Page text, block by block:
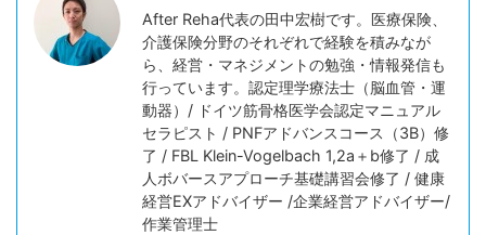
After Reha代表の田中宏樹です。医療保険、
介護保険分野のそれぞれで経験を積みなが
ら、経営・マネジメントの勉強・情報発信も
行っています。認定理学療法士（脳血管・運
動器）/ ドイツ筋骨格医学会認定マニュアル
セラピスト / PNFアドバンスコース（3B）修
了 / FBL Klein-Vogelbach 1,2a＋b修了 / 成
人ボバースアプローチ基礎講習会修了 / 健康
経営EXアドバイザー /企業経営アドバイザー/
作業管理士